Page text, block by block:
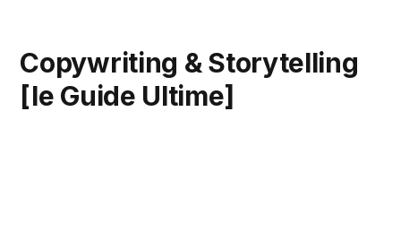
Copywriting & Storytelling
[le Guide Ultime]